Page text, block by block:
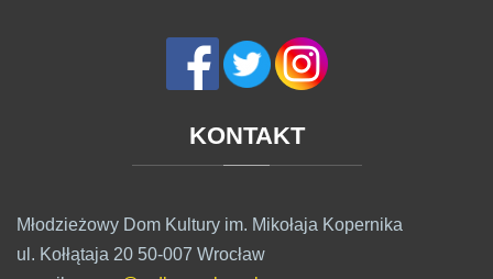
KONTAKT
Młodzieżowy Dom Kultury im. Mikołaja Kopernika
ul. Kołłątaja 20 50-007 Wrocław